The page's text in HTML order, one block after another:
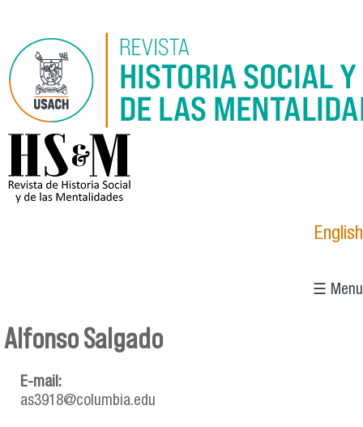
logo_hsm_2021.png
English
☰ Menu
Se encuentra usted aquí
Alfonso Salgado
E-mail:
as3918@columbia.edu